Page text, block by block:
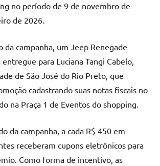
no período de 9 de novembro de
de 2026.
da campanha, um Jeep Renegade
para Luciana Tangi Cabelo,
de São José do Rio Preto, que
cadastrando suas notas fiscais no
na Praça 1 de Eventos do shopping.
da campanha, a cada R$ 450 em
receberam cupons eletrônicos para
Como forma de incentivo, as